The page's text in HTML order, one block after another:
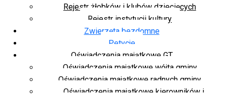
Rejestr żłobków i klubów dziecięcych
Rejestr instytucji kultury
Zwierzęta bezdomne
Petycje
Oświadczenia majątkowe GT
Oświadczenia majątkowe wójta gminy
Oświadczenia majątkowe radnych gminy
Oświadczenia majątkowe kierowników i